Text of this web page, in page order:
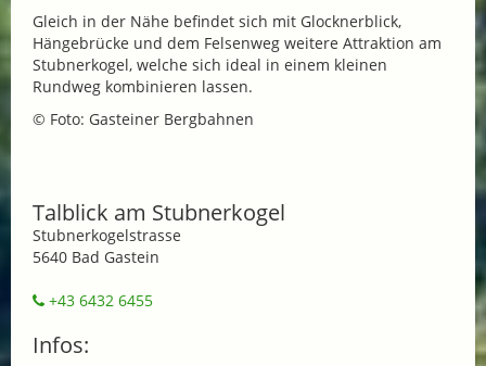
Gleich in der Nähe befindet sich mit Glocknerblick,
Hängebrücke und dem Felsenweg weitere Attraktion am
Stubnerkogel, welche sich ideal in einem kleinen
Rundweg kombinieren lassen.
© Foto: Gasteiner Bergbahnen
Talblick am Stubnerkogel
Stubnerkogelstrasse
5640 Bad Gastein
+43 6432 6455
Infos: